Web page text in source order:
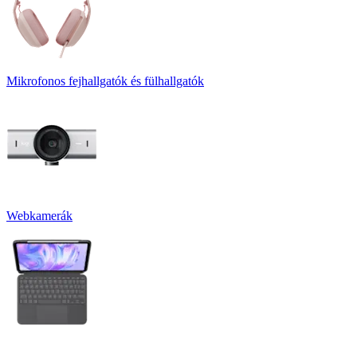
Mikrofonos fejhallgatók és fülhallgatók
Webkamerák